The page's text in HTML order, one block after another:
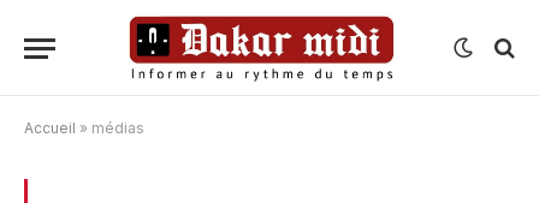
Accueil » médias